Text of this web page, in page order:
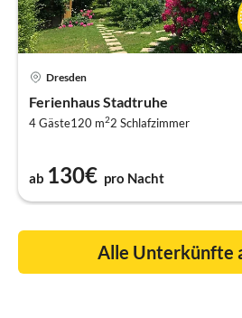
Dresden
Ferienhaus Stadtruhe
4 Gäste120 m22 Schlafzimmer
ab 130€ pro Nacht
Alle Unterkünfte